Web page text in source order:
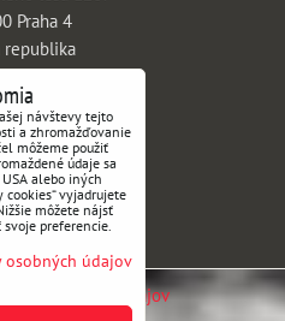
Praha 4
republika
podmienky
a reklamácie
a platba
osobných údajov
návštevy tejto
a zhromažďovanie
môžeme použiť
údaje sa
alebo iných
vyjadrujete
môžete nájsť
preferencie.
osobných údajov